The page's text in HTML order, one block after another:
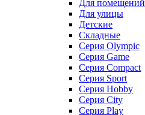
Для помещений
Для улицы
Детские
Складные
Серия Olympic
Серия Game
Серия Compact
Серия Sport
Серия Hobby
Серия City
Серия Play